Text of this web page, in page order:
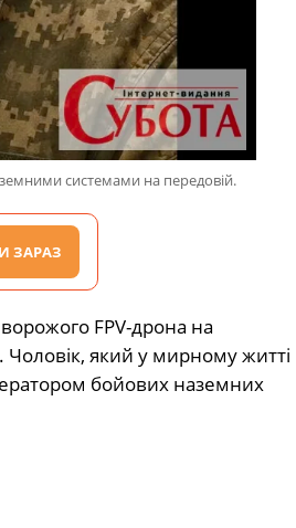
системами на передовій.
ЗАРАЗ
FPV-дрона на
. Чоловік, який у мирному житті
бойових наземних